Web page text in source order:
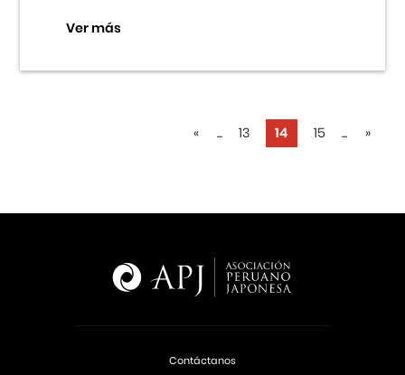
Ver más
« ... 13 14 15 ... »
Contáctanos